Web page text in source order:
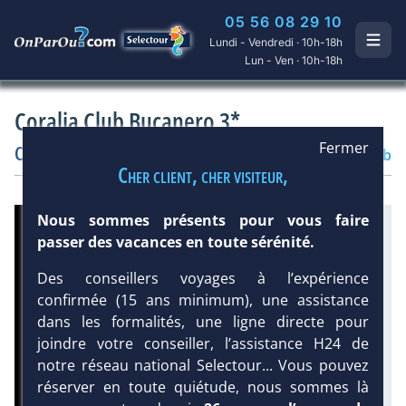
05 56 08 29 10
Lundi - Vendredi · 10h-18h
Lun - Ven · 10h-18h
Coralia Club Bucanero 3*
Cuba HôtelClub
Infos météo :
Infos plages :
Dist.Distance
< 100 m
Long.
Longueur
100 m
Équipement :
200
Tx: 25 %
Fermer
Cher client, cher visiteur,
Nous sommes présents pour vous faire
passer des vacances en toute sérénité.
Des conseillers voyages à l’expérience
confirmée (15 ans minimum), une assistance
dans les formalités, une ligne directe pour
joindre votre conseiller, l’assistance H24 de
notre réseau national Selectour... Vous pouvez
réserver en toute quiétude, nous sommes là